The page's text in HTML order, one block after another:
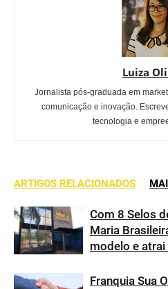
Luiza
Jornalista pós-graduada em
comunicação e inovação.
tecnologia e
ARTIGOS RELACIONADOS
Com 8 Selos
Maria
modelo e
Franquia Sua